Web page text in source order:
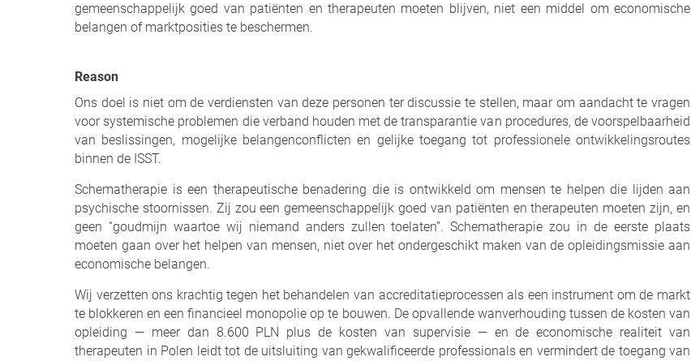
gemeenschappelijk goed van patiënten en therapeuten moeten blijven, niet een middel om economische
belangen of marktposities te beschermen.
Reason
Ons doel is niet om de verdiensten van deze personen ter discussie te stellen, maar om aandacht te vragen
voor systemische problemen die verband houden met de transparantie van procedures, de voorspelbaarheid
van beslissingen, mogelijke belangenconflicten en gelijke toegang tot professionele ontwikkelingsroutes
binnen de ISST.
Schematherapie is een therapeutische benadering die is ontwikkeld om mensen te helpen die lijden aan
psychische stoornissen. Zij zou een gemeenschappelijk goed van patiënten en therapeuten moeten zijn, en
geen “goudmijn waartoe wij niemand anders zullen toelaten”. Schematherapie zou in de eerste plaats
moeten gaan over het helpen van mensen, niet over het ondergeschikt maken van de opleidingsmissie aan
economische belangen.
Wij verzetten ons krachtig tegen het behandelen van accreditatieprocessen als een instrument om de markt
te blokkeren en een financieel monopolie op te bouwen. De opvallende wanverhouding tussen de kosten van
opleiding — meer dan 8.600 PLN plus de kosten van supervisie — en de economische realiteit van
therapeuten in Polen leidt tot de uitsluiting van gekwalificeerde professionals en vermindert de toegang van